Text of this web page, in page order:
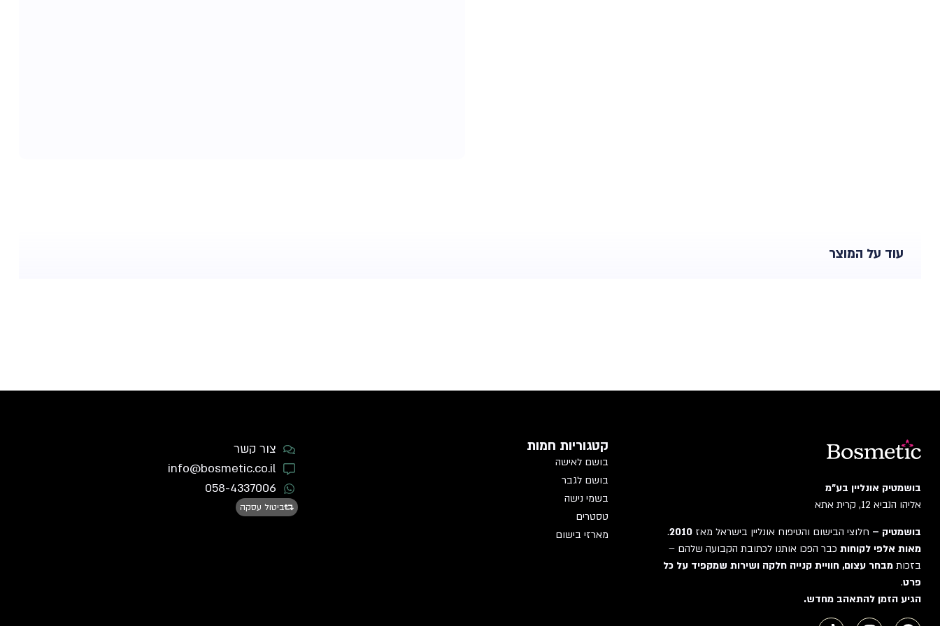
עוד על המוצר
בושמטיק אונליין בע"מ
אליהו הנביא 12, קרית אתא
בושמטיק – חלוצי הבישום והטיפוח אונליין בישראל מאז 2010
.
מאות אלפי לקוחות כבר הפכו אותנו לכתובת הקבועה שלהם –
בזכות מבחר עצום, חוויית קנייה חלקה ושירות שמקפיד על כל
פרט.
הגיע הזמן להתאהב מחדש.
קטגוריות חמות
בושם לאישה
בושם לגבר
בשמי נישה
טסטרים
מארזי בישום
צור קשר
info@bosmetic.co.il
058-4337006
ביטול עסקה